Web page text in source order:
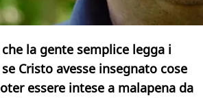
che la gente semplice legga i
Cristo avesse insegnato cose
essere intese a malapena da